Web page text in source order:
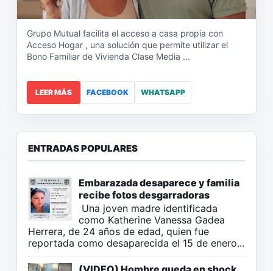
Grupo Mutual facilita el acceso a casa propia con
Acceso Hogar , una solución que permite utilizar el
Bono Familiar de Vivienda Clase Media ...
LEER MÁS FACEBOOK WHATSAPP
ENTRADAS POPULARES
Embarazada desaparece y familia
recibe fotos desgarradoras
Una joven madre identificada
como Katherine Vanessa Gadea
Herrera, de 24 años de edad, quien fue
reportada como desaparecida el 15 de enero...